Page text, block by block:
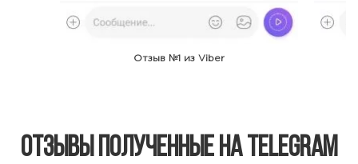
Отзыв №1 из Viber
Отзывы полученные на Telegram